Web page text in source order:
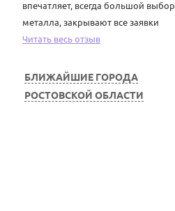
Адвокатские
конторы
Батайск,
+78632797178
впечатляет, всегда большой выбор
металла, закрывают все заявки
Читать весь отзыв
БЛИЖАЙШИЕ ГОРОДА
РОСТОВСКОЙ ОБЛАСТИ